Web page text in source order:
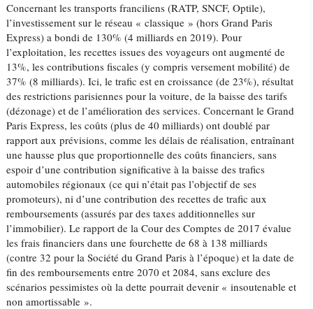
Concernant les transports franciliens (RATP, SNCF, Optile),
l’investissement sur le réseau « classique » (hors Grand Paris
Express) a bondi de 130% (4 milliards en 2019). Pour
l’exploitation, les recettes issues des voyageurs ont augmenté de
13%, les contributions fiscales (y compris versement mobilité) de
37% (8 milliards). Ici, le trafic est en croissance (de 23%), résultat
des restrictions parisiennes pour la voiture, de la baisse des tarifs
(dézonage) et de l’amélioration des services. Concernant le Grand
Paris Express, les coûts (plus de 40 milliards) ont doublé par
rapport aux prévisions, comme les délais de réalisation, entraînant
une hausse plus que proportionnelle des coûts financiers, sans
espoir d’une contribution significative à la baisse des trafics
automobiles régionaux (ce qui n’était pas l’objectif de ses
promoteurs), ni d’une contribution des recettes de trafic aux
remboursements (assurés par des taxes additionnelles sur
l’immobilier). Le rapport de la Cour des Comptes de 2017 évalue
les frais financiers dans une fourchette de 68 à 138 milliards
(contre 32 pour la Société du Grand Paris à l’époque) et la date de
fin des remboursements entre 2070 et 2084, sans exclure des
scénarios pessimistes où la dette pourrait devenir « insoutenable et
non amortissable ».